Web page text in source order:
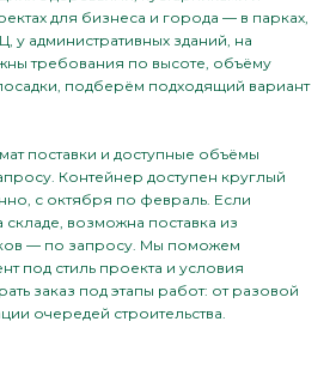
для бизнеса и города — в парках,
у административных зданий, на
требования по высоте, объёму
подберём подходящий вариант
поставки и доступные объёмы
Контейнер доступен круглый
с октября по февраль. Если
возможна поставка из
— по запросу. Мы поможем
под стиль проекта и условия
заказ под этапы работ: от разовой
очередей строительства.